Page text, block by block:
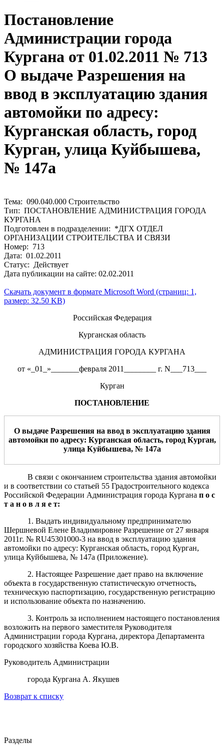
Постановление
Администрации города
Кургана от 01.02.2011 № 713
О выдаче Разрешения на
ввод в эксплуатацию здания
автомойки по адресу:
Курганская область, город
Курган, улица Куйбышева,
№ 147а
Тема: 090.040.000 Строительство
Тип: ПОСТАНОВЛЕНИЕ АДМИНИСТРАЦИЯ ГОРОДА
КУРГАНА
Подготовлен в подразделении: *ДГХ ОТДЕЛ
ОРГАНИЗАЦИИ СТРОИТЕЛЬСТВА И СВЯЗИ
Номер: 713
Дата: 01.02.2011
Статус: Действует
Дата публикации на сайте: 02.02.2011
Скачать документ в формате Microsoft Word (страниц: 1,
размер: 32.50 KB)
Российская Федерация
Курганская область
АДМИНИСТРАЦИЯ ГОРОДА КУРГАНА
от «_01_»_______февраля 2011________ г. N___713___
Курган
ПОСТАНОВЛЕНИЕ
О выдаче Разрешения на ввод в эксплуатацию здания
автомойки по адресу: Курганская область, город Курган,
улица Куйбышева, № 147а
В связи с окончанием строительства здания автомойки
и в соответствии со статьей 55 Градостроительного кодекса
Российской Федерации Администрация города Кургана п о с
т а н о в л я е т:
1. Выдать индивидуальному предпринимателю
Шершневой Елене Владимировне Разрешение от 27 января
2011г. № RU45301000-3 на ввод в эксплуатацию здания
автомойки по адресу: Курганская область, город Курган,
улица Куйбышева, № 147а (Приложение).
2. Настоящее Разрешение дает право на включение
объекта в государственную статистическую отчетность,
техническую паспортизацию, государственную регистрацию
и использование объекта по назначению.
3. Контроль за исполнением настоящего постановления
возложить на первого заместителя Руководителя
Администрации города Кургана, директора Департамента
городского хозяйства Коева Ю.В.
Руководитель Администрации
города Кургана А. Якушев
Возврат к списку
Разделы